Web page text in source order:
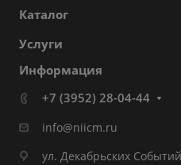
Каталог
Услуги
Информация
+7 (3952) 28-04-44
info@niicm.ru
ул. Декабрьских